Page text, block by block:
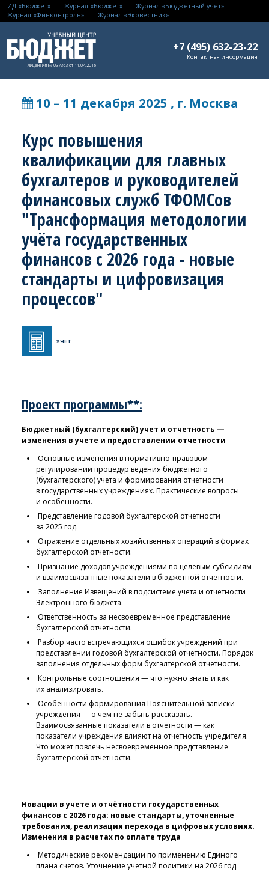
ИД «Бюджет» Журнал «Бюджет»
Журнал «Бюджетный учет»
Журнал «Финконтроль»
Журнал «Эковестник»
Лицензия № 037363 от 11.04.2016
+7 (495) 632-23-22
Контактная информация
10 – 11 декабря 2025 , г. Москва
Курс повышения
квалификации для главных
бухгалтеров и руководителей
финансовых служб ТФОМСов
"Трансформация методологии
учёта государственных
финансов с 2026 года - новые
стандарты и цифровизация
процессов"
УЧЕТ
Проект программы**:
Бюджетный (бухгалтерский) учет и отчетность —
изменения в учете и предоставлении отчетности
Основные изменения в нормативно-правовом
регулировании процедур ведения бюджетного
(бухгалтерского) учета и формирования отчетности
в государственных учреждениях. Практические вопросы
и особенности.
Представление годовой бухгалтерской отчетности
за 2025 год.
Отражение отдельных хозяйственных операций в формах
бухгалтерской отчетности.
Признание доходов учреждениями по целевым субсидиям
и взаимосвязанные показатели в бюджетной отчетности.
Заполнение Извещений в подсистеме учета и отчетности
Электронного бюджета.
Ответственность за несвоевременное представление
бухгалтерской отчетности.
Разбор часто встречающихся ошибок учреждений при
представлении годовой бухгалтерской отчетности. Порядок
заполнения отдельных форм бухгалтерской отчетности.
Контрольные соотношения — что нужно знать и как
их анализировать.
Особенности формирования Пояснительной записки
учреждения — о чем не забыть рассказать.
Взаимосвязанные показатели в отчетности — как
показатели учреждения влияют на отчетность учредителя.
Что может повлечь несвоевременное представление
бухгалтерской отчетности.
Новации в учете и отчётности государственных
финансов с 2026 года: новые стандарты, уточненные
требования, реализация перехода в цифровых условиях.
Изменения в расчетах по оплате труда
Методические рекомендации по применению Единого
плана счетов. Уточнение учетной политики на 2026 год.